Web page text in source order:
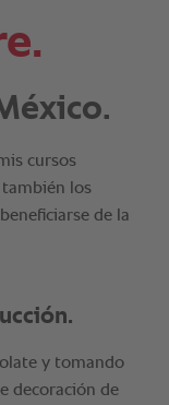
cursos
los
de la